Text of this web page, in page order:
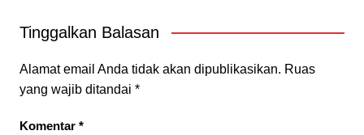
Tinggalkan Balasan
Alamat email Anda tidak akan dipublikasikan. Ruas
yang wajib ditandai *
Komentar *